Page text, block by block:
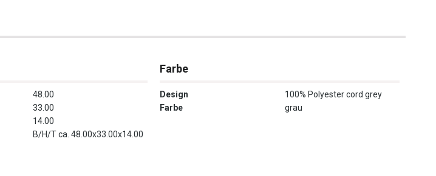
48.00
33.00
14.00
B/H/T ca. 48.00x33.00x14.00
Farbe
Design
100% Polyester cord grey
Farbe
grau